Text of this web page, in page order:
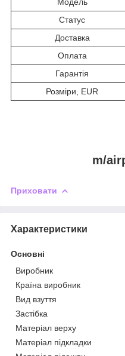
Модель
Статус
Доставка
Оплата
Гарантія
Розміри, EUR
m/
Приховати
Характеристики
Основні
Виробник
Країна виробник
Вид взуття
Застібка
Матеріал верху
Матеріал підкладки